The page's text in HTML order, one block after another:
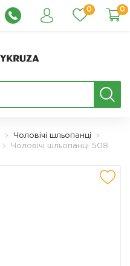
0 0
Чоловічі шльопанці
Чоловічі шльопанці 508